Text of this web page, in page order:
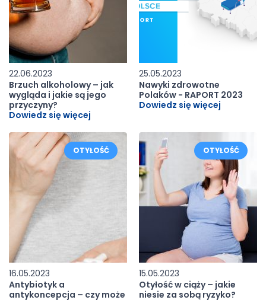
22.06.2023
Brzuch alkoholowy – jak
wygląda i jakie są jego
przyczyny?
Dowiedz się więcej
25.05.2023
Nawyki zdrowotne
Polaków - RAPORT 2023
Dowiedz się więcej
16.05.2023
Antybiotyk a
antykoncepcja – czy może
OTYŁOŚĆ
15.05.2023
Otyłość w ciąży – jakie
niesie za sobą ryzyko?
OTYŁOŚĆ